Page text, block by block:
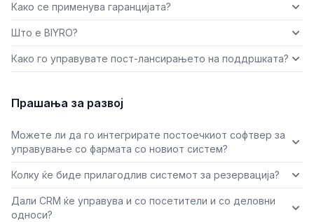
Како се применува гаранцијата?
Што е BIYRO?
Како го управувате пост-лансирањето на поддршката?
Прашања за развој
Можете ли да го интегрирате постоечкиот софтвер за
управување со фармата со новиот систем?
Колку ќе биде прилагодлив системот за резервација?
Дали CRM ќе управува и со посетители и со деловни
односи?